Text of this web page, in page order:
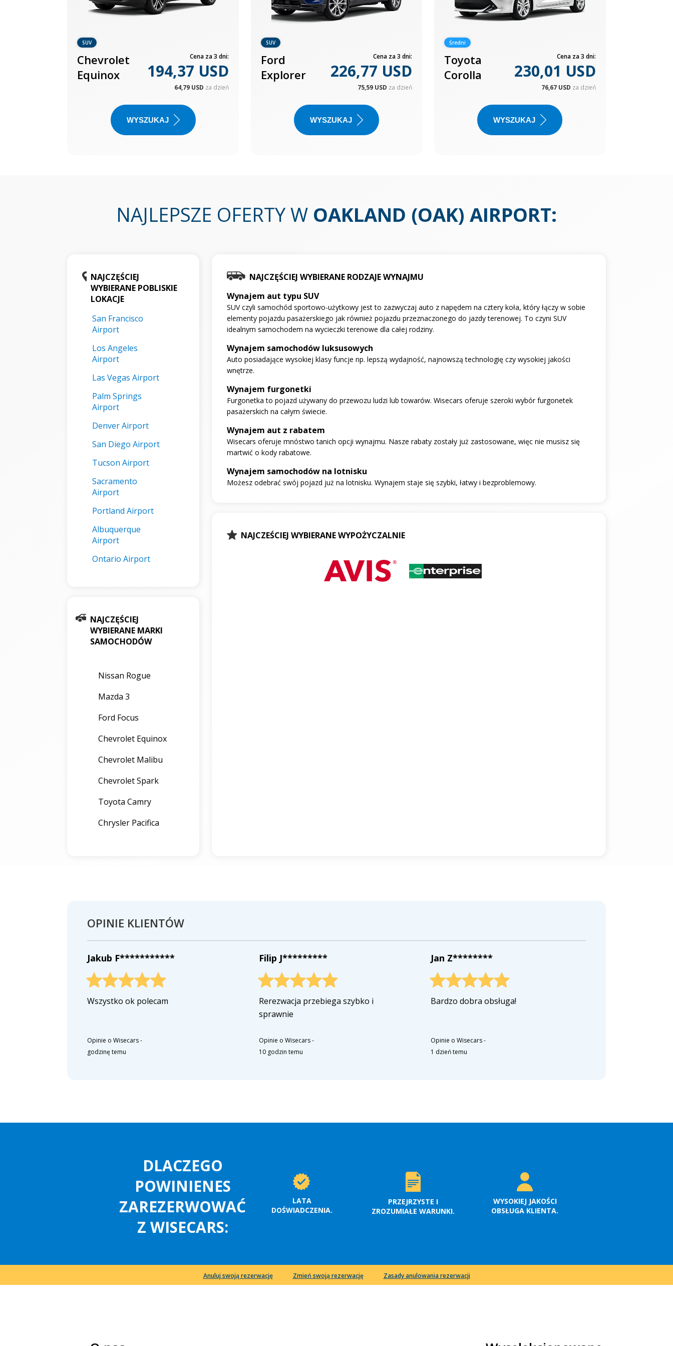
SUV
Chevrolet
Equinox
Cena za 3 dni:
194,37 USD
64,79 USD za dzień
WYSZUKAJ
SUV
Ford
Explorer
Cena za 3 dni:
226,77 USD
75,59 USD za dzień
WYSZUKAJ
Średni
Toyota
Corolla
Cena za 3 dni:
230,01 USD
76,67 USD za dzień
WYSZUKAJ
NAJLEPSZE OFERTY W OAKLAND (OAK) AIRPORT:
NAJCZĘŚCIEJ
WYBIERANE POBLISKIE
LOKACJE
San Francisco
Airport
Los Angeles
Airport
Las Vegas Airport
Palm Springs
Airport
Denver Airport
San Diego Airport
Tucson Airport
Sacramento
Airport
Portland Airport
Albuquerque
Airport
Ontario Airport
NAJCZĘŚCIEJ
WYBIERANE MARKI
SAMOCHODÓW
Nissan Rogue
Mazda 3
Ford Focus
Chevrolet Equinox
Chevrolet Malibu
Chevrolet Spark
Toyota Camry
Chrysler Pacifica
NAJCZĘŚCIEJ WYBIERANE RODZAJE WYNAJMU
Wynajem aut typu SUV
SUV czyli samochód sportowo-użytkowy jest to zazwyczaj auto z napędem na cztery koła, który łączy w sobie
elementy pojazdu pasażerskiego jak również pojazdu przeznaczonego do jazdy terenowej. To czyni SUV
idealnym samochodem na wycieczki terenowe dla całej rodziny.
Wynajem samochodów luksusowych
Auto posiadające wysokiej klasy funcje np. lepszą wydajność, najnowszą technologię czy wysokiej jakości
wnętrze.
Wynajem furgonetki
Furgonetka to pojazd używany do przewozu ludzi lub towarów. Wisecars oferuje szeroki wybór furgonetek
pasażerskich na całym świecie.
Wynajem aut z rabatem
Wisecars oferuje mnóstwo tanich opcji wynajmu. Nasze rabaty zostały już zastosowane, więc nie musisz się
martwić o kody rabatowe.
Wynajem samochodów na lotnisku
Możesz odebrać swój pojazd już na lotnisku. Wynajem staje się szybki, łatwy i bezproblemowy.
NAJCZEŚCIEJ WYBIERANE WYPOŻYCZALNIE
OPINIE KLIENTÓW
Jakub F***********
Wszystko ok polecam
Opinie o Wisecars-
godzinę temu
Filip J*********
Rerezwacja przebiega szybko i
sprawnie
Opinie o Wisecars-
10 godzin temu
Jan Z********
Bardzo dobra obsługa!
Opinie o Wisecars-
1 dzień temu
DLACZEGO
POWINIENES
ZAREZERWOWAĆ
Z WISECARS:
LATA
DOŚWIADCZENIA.
PRZEJRZYSTE I
ZROZUMIAŁE WARUNKI.
WYSOKIEJ JAKOŚCI
OBSŁUGA KLIENTA.
Anuluj swoją rezerwację Zmień swoją rezerwację Zasady anulowania rezerwacji